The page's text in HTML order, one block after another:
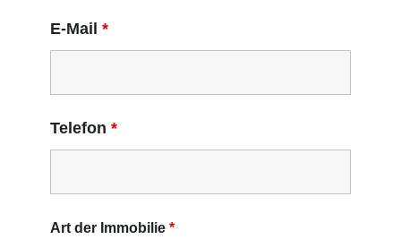
E-Mail*
Telefon*
Art der Immobilie*